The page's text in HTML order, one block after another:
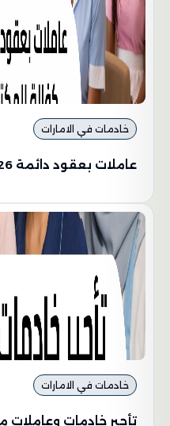
خادمات في الامارات
عاملات بعقود دائمة 2026 عاملاتي
خادمات في الامارات
تأجير خادمات